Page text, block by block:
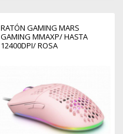
RATÓN GAMING MARS
GAMING MMAXP/ HASTA
12400DPI/ ROSA